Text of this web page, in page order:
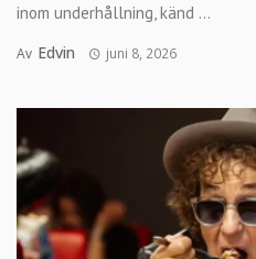
inom underhållning, känd ...
Av Edvin juni 8, 2026